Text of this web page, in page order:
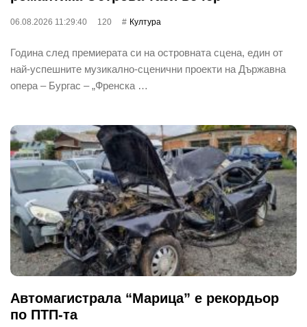
06.08.2026 11:29:40 120 Култура
Година след премиерата си на островната сцена, един от
най‐успешните музикално-сценични проекти на Държавна
опера – Бургас – „Френска …
Автомагистрала “Марица” е рекордьор
по ПТП-та